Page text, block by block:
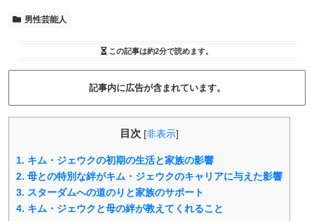
男性芸能人
この記事は約2分で読めます。
記事内に広告が含まれています。
目次 [非表示]
1. キム・ジェウクの初期の生活と家族の影響
2. 母との特別な絆がキム・ジェウクのキャリアに与えた影響
3. スターダムへの道のりと家族のサポート
4. キム・ジェウクと母の絆が教えてくれること